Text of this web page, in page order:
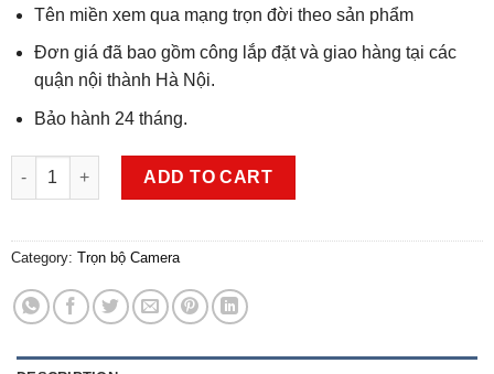
Tên miền xem qua mạng trọn đời theo sản phẩm
Đơn giá đã bao gồm công lắp đặt và giao hàng tại các
quận nội thành Hà Nội.
Bảo hành 24 tháng.
Trọn Bộ Camera HDCVI Dahua 2.0 MP-1080p - 1 Mắt quantity
ADD TO CART
Category: Trọn bộ Camera